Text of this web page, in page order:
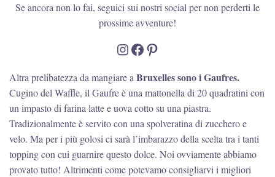
Se ancora non lo fai, seguici sui nostri social per non perderti le
prossime avventure!
Instagram
Facebook
Pinterest
Altra prelibatezza da mangiare aBruxelles sono i Gaufres.
Cugino del Waffle, il Gaufre è una mattonella di 20 quadratini con
un impasto di farina latte e uova cotto su una piastra.
Tradizionalmente è servito con una spolveratina di zucchero e
velo. Ma per i più golosi ci sarà l’imbarazzo della scelta tra i tanti
topping con cui guarnire questo dolce. Noi ovviamente abbiamo
provato tutto! Altrimenti come potevamo consigliarvi i migliori